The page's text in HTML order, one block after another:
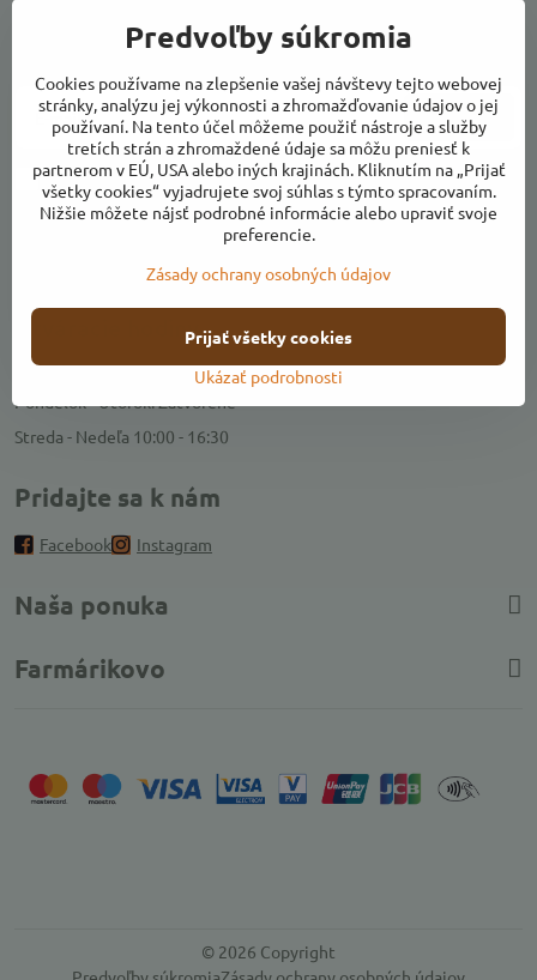
Newsletter
Odoberať naše novinky:
Odoberať
Chcem sa prihlásiť k odberu noviniek e-mailom
Otváracie hodiny
Predajňa
Pondelok - Utorok: Zatvorené
Streda - Nedeľa 10:00 - 16:30
Pridajte sa k nám
Facebook Instagram
Naša ponuka
Farmárikovo
© 2026 Copyright
Predvoľby súkromia
Cookies používame na zlepšenie vašej návštevy tejto webovej
stránky, analýzu jej výkonnosti a zhromažďovanie údajov o jej
používaní. Na tento účel môžeme použiť nástroje a služby
tretích strán a zhromaždené údaje sa môžu preniesť k
partnerom v EÚ, USA alebo iných krajinách. Kliknutím na „Prijať
všetky cookies“ vyjadrujete svoj súhlas s týmto spracovaním.
Nižšie môžete nájsť podrobné informácie alebo upraviť svoje
preferencie.
Zásady ochrany osobných údajov
Ukázať podrobnosti
Prijať všetky cookies